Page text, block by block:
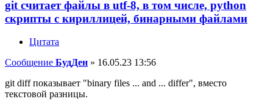
git считает файлы в utf-8, в том числе, python
скрипты с кириллицей, бинарными файлами
Цитата
Сообщение БудДен » 16.05.23 13:56
git diff показывает "binary files ... and ... differ", вместо
текстовой разницы.